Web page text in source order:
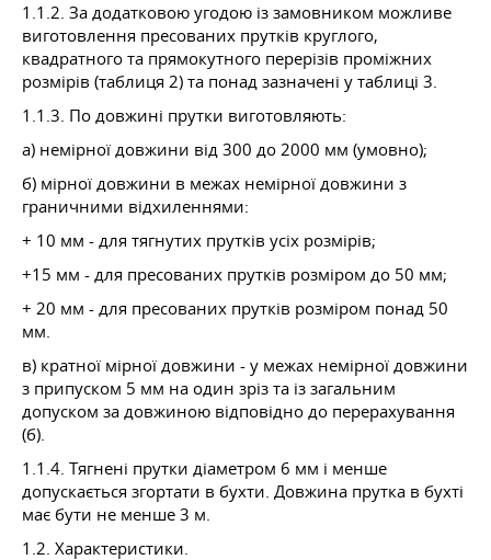
1.1.2. За додатковою угодою із замовником можливе
виготовлення пресованих прутків круглого,
квадратного та прямокутного перерізів проміжних
розмірів (таблиця 2) та понад зазначені у таблиці 3.
1.1.3. По довжині прутки виготовляють:
a) немірної довжини від 300 до 2000 мм (умовно);
б) мірної довжини в межах немірної довжини з
граничними відхиленнями:
+ 10 мм - для тягнутих прутків усіх розмірів;
+15 мм - для пресованих прутків розміром до 50 мм;
+ 20 мм - для пресованих прутків розміром понад 50
мм.
в) кратної мірної довжини - у межах немірної довжини
з припуском 5 мм на один зріз та із загальним
допуском за довжиною відповідно до перерахування
(б).
1.1.4. Тягнені прутки діаметром 6 мм і менше
допускається згортати в бухти. Довжина прутка в бухті
має бути не менше 3 м.
1.2. Характеристики.